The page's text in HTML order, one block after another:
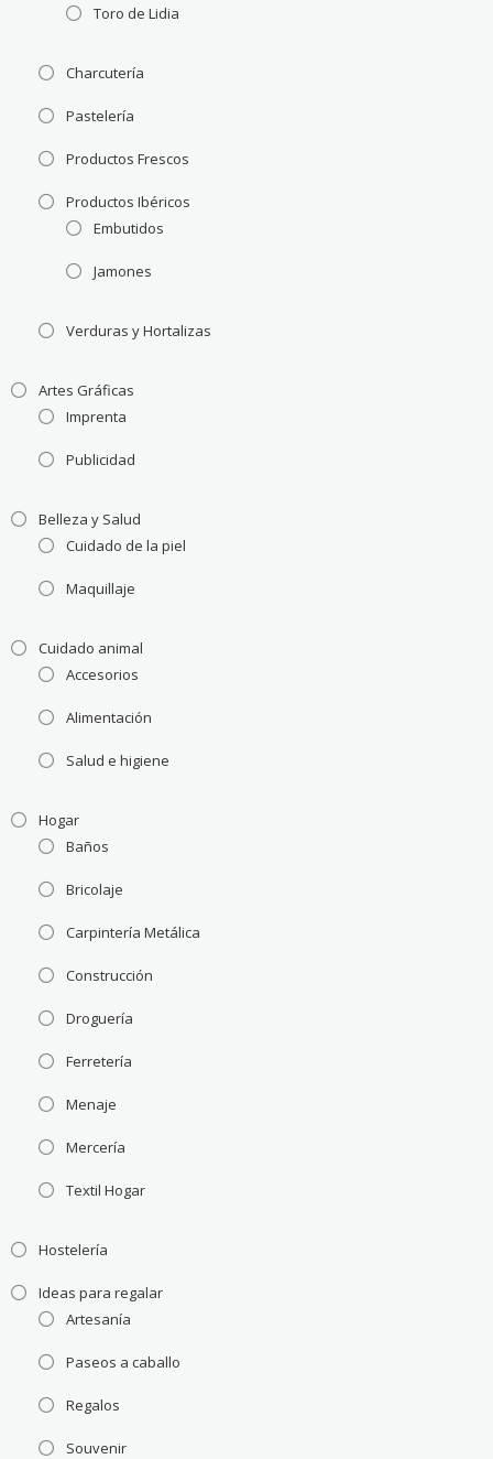
Toro de Lidia
Charcutería
Pastelería
Productos Frescos
Productos Ibéricos
Embutidos
Jamones
Verduras y Hortalizas
Artes Gráficas
Imprenta
Publicidad
Belleza y Salud
Cuidado de la piel
Maquillaje
Cuidado animal
Accesorios
Alimentación
Salud e higiene
Hogar
Baños
Bricolaje
Carpintería Metálica
Construcción
Droguería
Ferretería
Menaje
Mercería
Textil Hogar
Hostelería
Ideas para regalar
Artesanía
Paseos a caballo
Regalos
Souvenir